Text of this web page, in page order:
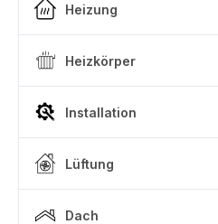
Heizung
Heizkörper
Installation
Lüftung
Dach